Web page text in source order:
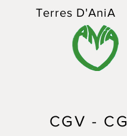
Terres D'AniA
CGV -